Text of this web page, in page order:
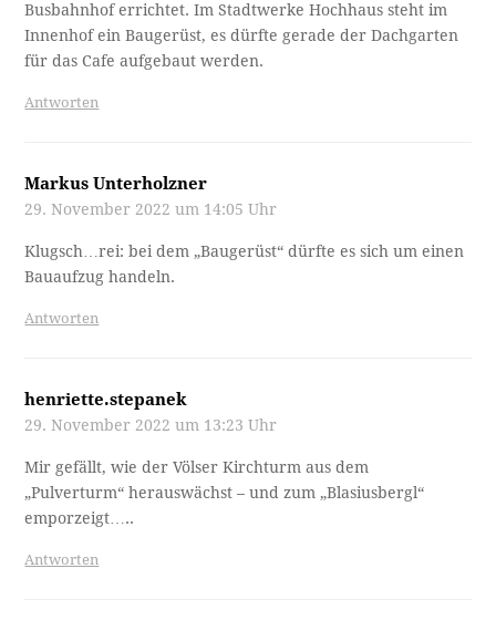
Busbahnhof errichtet. Im Stadtwerke Hochhaus steht im
Innenhof ein Baugerüst, es dürfte gerade der Dachgarten
für das Cafe aufgebaut werden.
Antworten
Markus Unterholzner
29. November 2022 um 14:05 Uhr
Klugsch…rei: bei dem „Baugerüst“ dürfte es sich um einen
Bauaufzug handeln.
Antworten
henriette.stepanek
29. November 2022 um 13:23 Uhr
Mir gefällt, wie der Völser Kirchturm aus dem
„Pulverturm“ herauswächst – und zum „Blasiusbergl“
emporzeigt…..
Antworten